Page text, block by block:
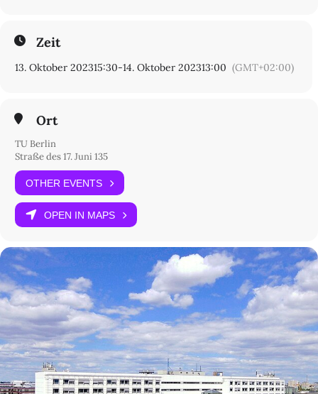
wird die Vorstellung von der Zukunft als einem vom Menschen
gestaltbaren Möglichkeitsraum in Frage gestellt.
Diese vielseitige Beschäftigung mit Zeitlichkeit kann als eine
Jahre zurückgehen. Für den informationstheoretischen Ansatz der
Kybernetik war die Dimension der Zeit essentiell, um einerseits
menschliches und maschinelles Verhalten in Form von Input und
Output zu beschreiben und zu operationalisieren (vgl. Henning
Schmidgen 2004) und andererseits lineare Zeitstrukturen neu zu
denken, um zukünftige Verhaltensmuster von Mensch und
Maschine zu optimieren. Max Bense unterstellte den
„kybernetischen Maschinen“ 1951 dabei ein besonderes
Zeitverhältnis, da sie Additionen oder Subtraktionen in
„fünfmillionstel Sekunde“ vornehmen können: „[S]ie arbeite[n] in
menschliches Handeln oder Denken nicht ausgenützt werden
können. Desgleichen reicht unsere Vorstellungskraft nicht aus,
Vorgänge in solche infinitesimalen Zeitbezirke zusammengerückt
zu denken.“ (Max Bense, Metatechnik einer Maschine, S. 212f.)
Die Schriften von Norbert Wiener hatten schon damals einen
großen Einfluss auf Künstler:innen, die sich von dem neuen Ansatz
der Kybernetik in der Informationstechnologie und der damit
einhergehenden zukunftsorientierten und technologiebasierten
Neubewertung von Zeitlichkeit inspirieren ließen (vgl. Pamela M.
Lee 2002). Angesichts der grundlegenden technologischen
Zeit
13. Oktober 202315:30-14. Oktober 202313:00 (GMT+02:00)
Ort
TU Berlin
Straße des 17. Juni 135
OTHER EVENTS
OPEN IN MAPS